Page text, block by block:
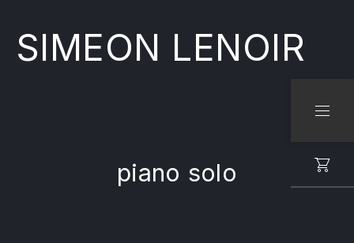
SIMEON LENOIR
piano solo